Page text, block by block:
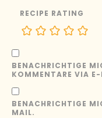
RECIPE RATING
BENACHRICHTIGE
KOMMENTARE VIA
BENACHRICHTIGE
MAIL.